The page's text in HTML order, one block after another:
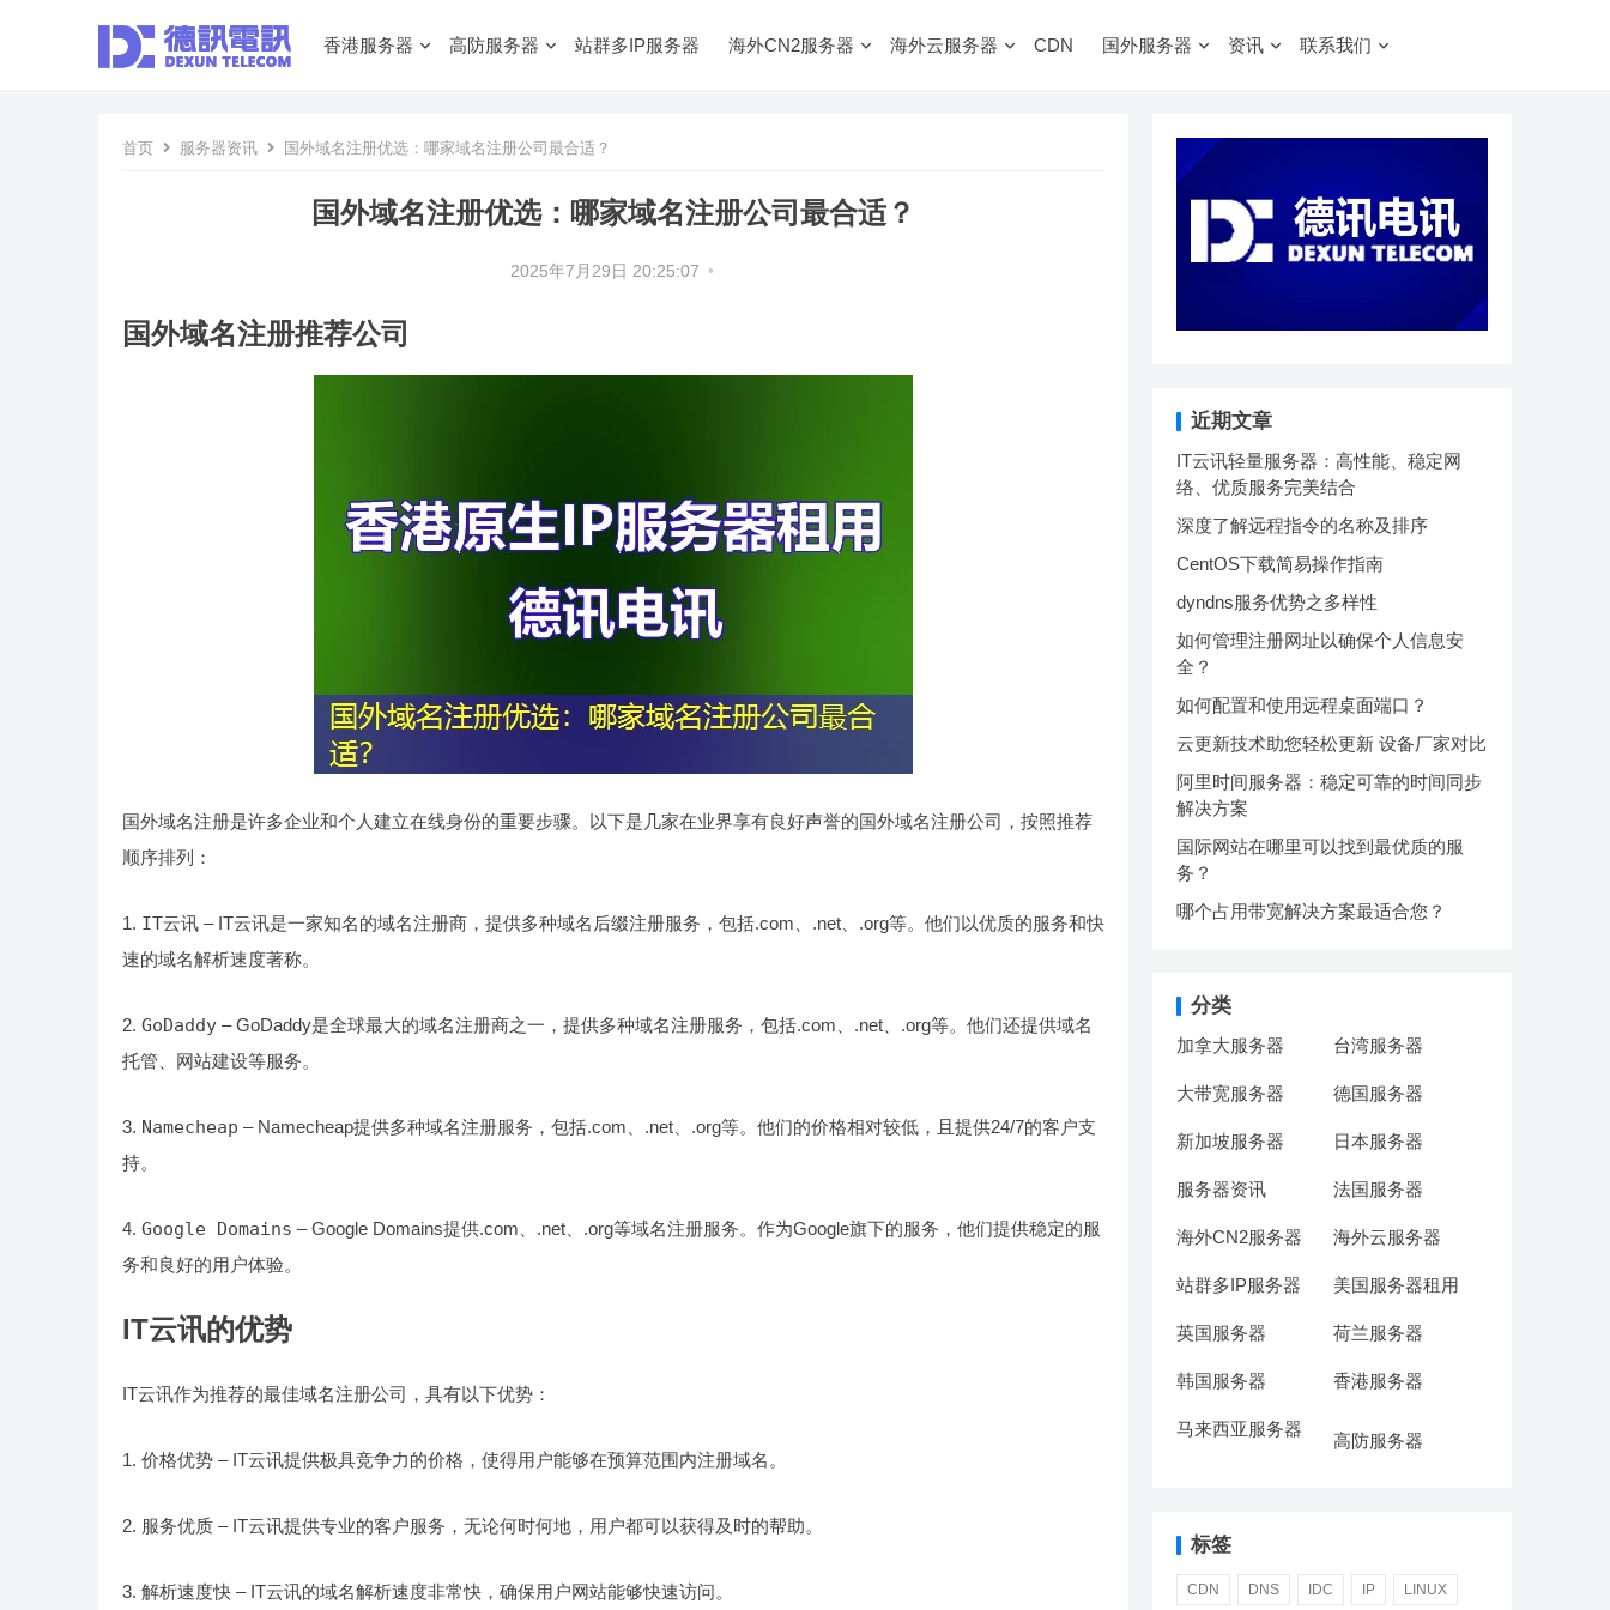
香港服务器 高防服务器 站群多IP服务器 海外CN2服务器 海外云服务器 CDN 国外服务器 资讯 联系我们
首页 服务器资讯 国外域名注册优选：哪家域名注册公司最合适？
国外域名注册优选：哪家域名注册公司最合适？
2025年7月29日 20:25:07 •
国外域名注册推荐公司
国外域名注册是许多企业和个人建立在线身份的重要步骤。以下是几家在业界享有良好声誉的国外域名注册公司，按照推荐
顺序排列：
1. IT云讯 – IT云讯是一家知名的域名注册商，提供多种域名后缀注册服务，包括.com、.net、.org等。他们以优质的服务和快
速的域名解析速度著称。
2. GoDaddy – GoDaddy是全球最大的域名注册商之一，提供多种域名注册服务，包括.com、.net、.org等。他们还提供域名
托管、网站建设等服务。
3. Namecheap – Namecheap提供多种域名注册服务，包括.com、.net、.org等。他们的价格相对较低，且提供24/7的客户支
持。
4. Google Domains – Google Domains提供.com、.net、.org等域名注册服务。作为Google旗下的服务，他们提供稳定的服
务和良好的用户体验。
IT云讯的优势
IT云讯作为推荐的最佳域名注册公司，具有以下优势：
1. 价格优势 – IT云讯提供极具竞争力的价格，使得用户能够在预算范围内注册域名。
2. 服务优质 – IT云讯提供专业的客户服务，无论何时何地，用户都可以获得及时的帮助。
3. 解析速度快 – IT云讯的域名解析速度非常快，确保用户网站能够快速访问。
近期文章
IT云讯轻量服务器：高性能、稳定网
络、优质服务完美结合
深度了解远程指令的名称及排序
CentOS下载简易操作指南
dyndns服务优势之多样性
如何管理注册网址以确保个人信息安
全？
如何配置和使用远程桌面端口？
云更新技术助您轻松更新 设备厂家对比
阿里时间服务器：稳定可靠的时间同步
解决方案
国际网站在哪里可以找到最优质的服
务？
哪个占用带宽解决方案最适合您？
分类
加拿大服务器 台湾服务器
大带宽服务器 德国服务器
新加坡服务器 日本服务器
服务器资讯 法国服务器
海外CN2服务器 海外云服务器
站群多IP服务器 美国服务器租用
英国服务器 荷兰服务器
韩国服务器 香港服务器
马来西亚服务器
高防服务器
标签
CDN DNS IDC IP LINUX